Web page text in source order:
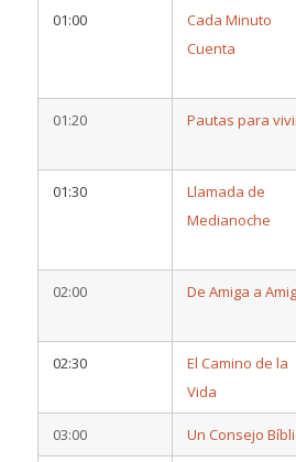
01:00
Cada Minuto
Cuenta
01:20 Pautas para
01:30
Llamada de
Medianoche
02:00 De Amiga a
02:30
El Camino de la
Vida
03:00 Un Consejo